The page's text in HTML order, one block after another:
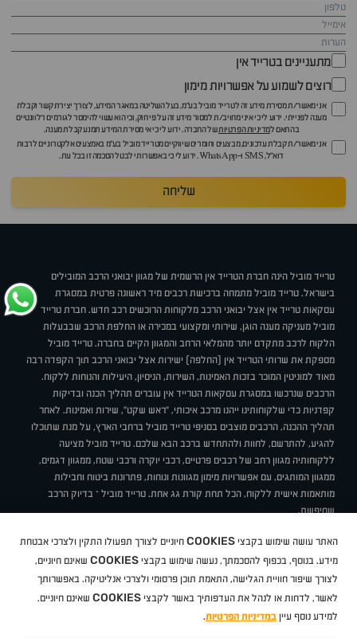
מתעניינים בטרייד אין
רוצים לשמוע על אפשרויות מימון
אני מאשר/ת מסירת מידע זה לטרייד מוביל בע"מ, בעל השליטה במאגר המידע, לצורך יצירת קשר וקבלת
מענה לפנייתי. ידוע לי כי איני מחויב/ת למסור מידע זה על פי חוק, וכי הוא עשוי להימסר לגורמים רלוונטיים
בהתאם למדיניות הפרטיותשל החברה. ידוע לי כי אי מסירת המידע תמנע קבלת מענה.
אני מאשר/ת קבלת עדכונים, מבצעים וחומרים שיווקיים מטרייד מוביל בע"מ באמצעים אלקטרוניים לרבות
דוא״ל, SMS ו-WhatsApp. ידוע לי כי באפשרותי לבטל הסכמה זו בכל עת.
שליחה
טרייד מוביל הינה חברת הטרייד אין הרשמית של מגוון יבואני הרכב המובילים
בישראל. טרייד מוביל מתמחה ברכישת רכבים מיד ראשונה פרטית במסגרת
עסקאות טרייד אין אצל יבואני הרכב מלקוחות הרוכשים רכב חדש. חברת טרייד
מוביל מעניקה מענה הוגן, שירותי ומקצועי במכירה או החלפת הרכב שבבעלות
הלקוח לרכב מתקדם יותר מהמלאי הרחב והמגוון הקיים בחברה. טרייד מוביל
מספקת את שרותי הטרייד אין (החלפה) ישירות אצל יבואני הרכב תוך הקפדה רבה
מאוד למוניטין המוכר בזכות האמינות, השירות, הניסיון, היעילות והנוחות ללקוח.
הרכבים שנרכשו במסגרת עסקאות הטרייד אין עוברים תהליך הכנה ובדיקות
קפדניות כדי שלקוחותינו ייהנו מרכב איכותי, "ראש שקט", שירות ואמינות. לאחר
תהליך ההכנה, הרכבים מוצבים בסניפי טרייד מוביל ברחבי הארץ, על מנת שתוכלו
להגיע, להתרשם, לחוות ולהתחדש ברכב הבא שלכם. טרייד מוביל מציעה
ללקוחותיה מגוון רחב של רכבים פרטיים, רכבי יוקרה ורכבי שטח, ממגוון דגמים,
ממגוון המותגים, עם אפשרויות מימון מגוונות ונוחות, פתרונות ביטוח וחבילות
מותאמות אישית ללקוח, הכל תחת קורת גג אחת. טרייד מוביל – בדיוק הרכב
שחיפשת.
תקנוןBUY BACKמבצעיםמגזין טרייד מובילאיך זה עובד? דרושים
ניהול העדפות עוגיות
סיטרואן אופלפיג'וMG
Geelyמזדהבי ווי דיצ'רי טסלהניסאןטויוטהדאצ'יהפולקסווגןטסלה
ב מ וולקסוסאאודיסקודהיונדאירנושברולט
האתר עושה שימוש בקבצי COOKIES חיוניים לצורך תפעולו התקין ולצרכי אבטחת
מידע. בנוסף, בכפוף להסכמתך, נעשה שימוש בקבצי COOKIES שאינם חיוניים,
לצורך שיפור חוויית הגלישה, התאמת תוכן פרסומי ולצרכי אנליטיקה. באפשרותך
לאשר, לדחות או לנהל את העדפותיך באשר לקבצי COOKIES שאינם חיוניים.
למידע נוסף עיין במדיניות הפרטיות.